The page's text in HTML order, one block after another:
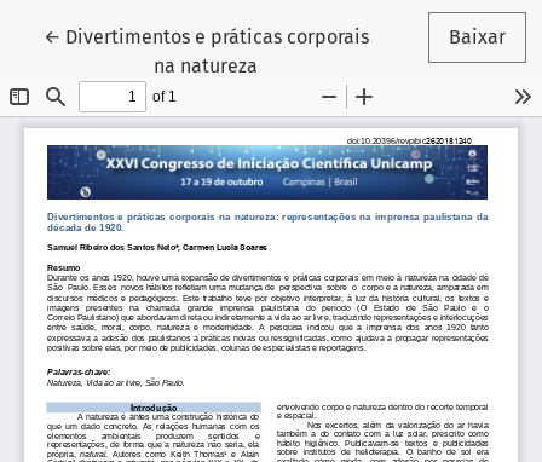
← Voltar aos Detalhes do Artigo
Divertimentos e práticas corporais
na natureza
Baixar